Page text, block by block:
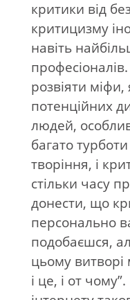
критики від
критицизму
навіть
розвіяти міфи,
потенційних
людей,
багато
творіння, і
стільки часу
донести, що
персонально
подобаєшся,
цьому витворі
і це, і от